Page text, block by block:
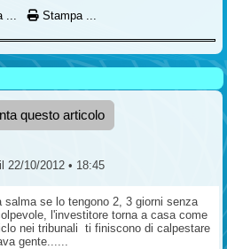
... Stampa ...
questo articolo
il 22/10/2012 • 18:45
se lo tengono 2, 3 giorni senza
l'investitore torna a casa come
nei tribunali ti finiscono di calpestare
gente......